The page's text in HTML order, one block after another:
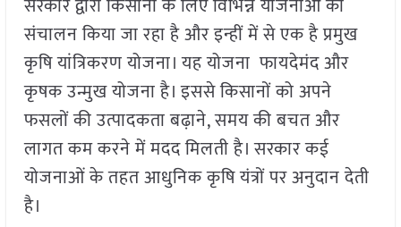
सरकार द्वारा किसानों के लिए विभिन्न योजनाओं का
संचालन किया जा रहा है और इन्हीं में से एक है प्रमुख
कृषि यांत्रिकरण योजना। यह योजना फायदेमंद और
कृषक उन्मुख योजना है। इससे किसानों को अपने
फसलों की उत्पादकता बढ़ाने, समय की बचत और
लागत कम करने में मदद मिलती है। सरकार कई
योजनाओं के तहत आधुनिक कृषि यंत्रों पर अनुदान देती
है।